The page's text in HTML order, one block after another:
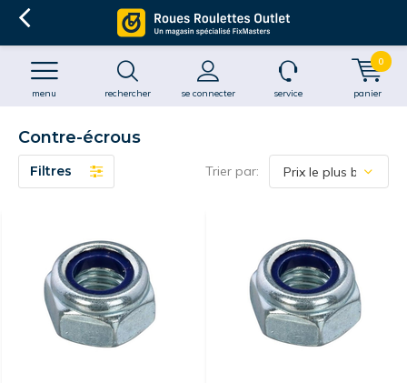
rechercher se connecter
menu service panier
0
Contre-écrous
Filtres Trier par: